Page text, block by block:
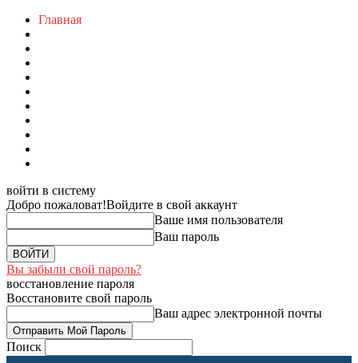
Главная
войти в систему
Добро пожаловат!Войдите в свой аккаунт
Ваше имя пользователя
Ваш пароль
Вы забыли свой пароль?
восстановление пароля
Восстановите свой пароль
Ваш адрес электронной почты
Поиск